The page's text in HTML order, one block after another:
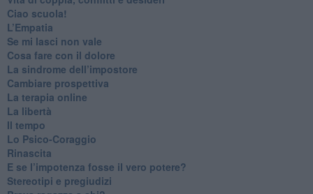
​Ciao scuola!
​L’Empatia
​Se mi lasci non vale
Cosa fare con il dolore
​La sindrome dell’impostore
​Cambiare prospettiva
La terapia online
La libertà
​Il tempo
​Lo Psico-Coraggio
Rinascita
​E se l’impotenza fosse il vero potere?
Stereotipi e pregiudizi